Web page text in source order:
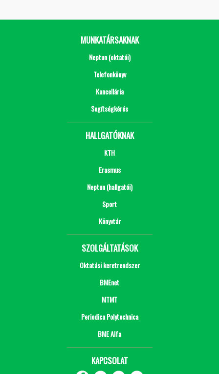
MUNKATÁRSAKNAK
Neptun (oktatói)
Telefonkönyv
Kancellária
Segítségkérés
HALLGATÓKNAK
KTH
Erasmus
Neptun (hallgatói)
Sport
Könyvtár
SZOLGÁLTATÁSOK
Oktatási keretrendszer
BMEnet
MTMT
Periodica Polytechnica
BME Alfa
KAPCSOLAT